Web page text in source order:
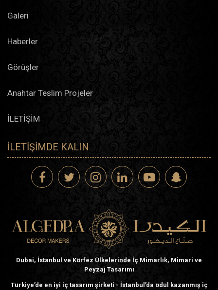
Galeri
Haberler
Görüşler
Anahtar Teslim Projeler
İLETİŞİM
İLETIŞIMDE KALIN
Dubai, İstanbul ve Körfez Ülkelerinde İç Mimarlık, Mimari ve
Peyzaj Tasarımı
Türkiye’de en iyi iç tasarım şirketi - İstanbul’da ödül kazanmış iç